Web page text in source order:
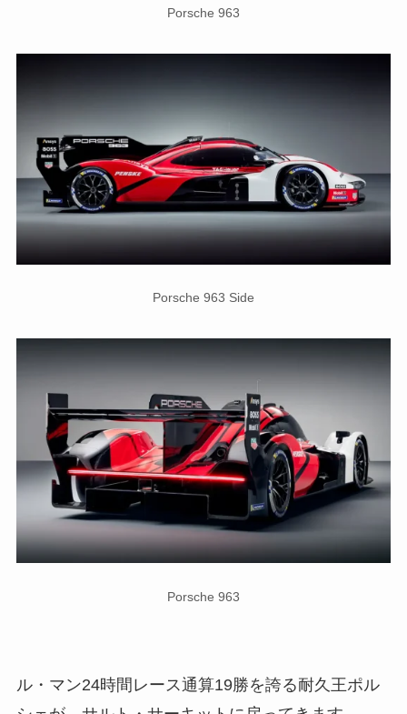
Porsche 963
Porsche 963 Side
Porsche 963
ル・マン24時間レース通算19勝を誇る耐久王ポル